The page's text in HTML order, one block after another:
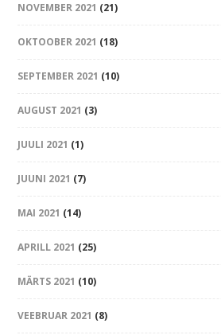
NOVEMBER 2021 (21)
OKTOOBER 2021 (18)
SEPTEMBER 2021 (10)
AUGUST 2021 (3)
JUULI 2021 (1)
JUUNI 2021 (7)
MAI 2021 (14)
APRILL 2021 (25)
MÄRTS 2021 (10)
VEEBRUAR 2021 (8)